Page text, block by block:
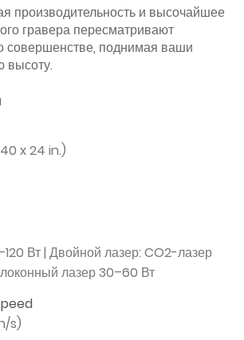
производительность и высочайшее
гравера пересматривают
совершенстве, поднимая ваши
высоту.
x 24 in.)
Вт | Двойной лазер: CO2-лазер
лазер 30–60 Вт
s)